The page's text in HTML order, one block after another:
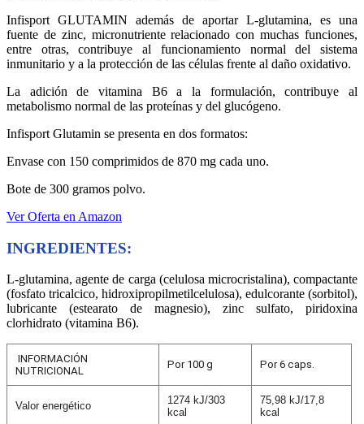
Infisport GLUTAMIN además de aportar L-glutamina, es una
fuente de zinc, micronutriente relacionado con muchas funciones,
entre otras, contribuye al funcionamiento normal del sistema
inmunitario y a la protección de las células frente al daño oxidativo.
La adición de vitamina B6 a la formulación, contribuye al
metabolismo normal de las proteínas y del glucógeno.
Infisport Glutamin se presenta en dos formatos:
Envase con 150 comprimidos de 870 mg cada uno.
Bote de 300 gramos polvo.
Ver Oferta en Amazon
INGREDIENTES:
L-glutamina, agente de carga (celulosa microcristalina), compactante
(fosfato tricalcico, hidroxipropilmetilcelulosa), edulcorante (sorbitol),
lubricante (estearato de magnesio), zinc sulfato, piridoxina
clorhidrato (vitamina B6).
INFORMACIÓN
NUTRICIONAL
Por 100 g Por 6 caps.
Valor energético
1274 kJ/303
kcal
75,98 kJ/17,8
kcal